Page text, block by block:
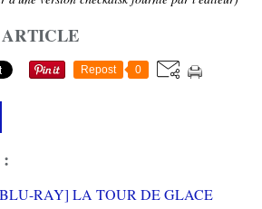
Repost 0
: